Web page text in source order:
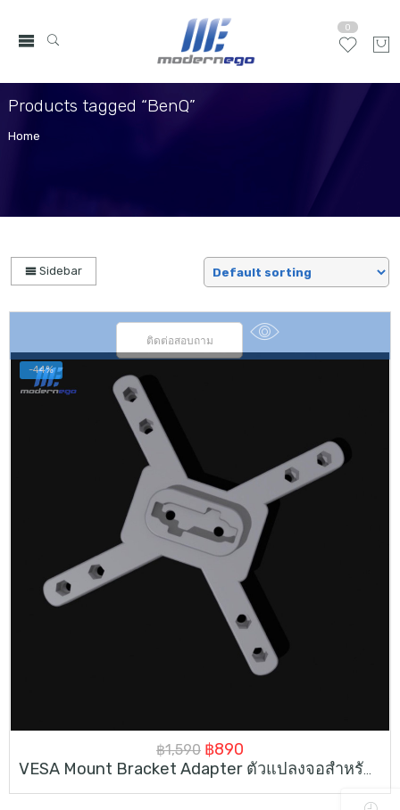
0
Products tagged “BenQ”
Home
Sidebar
-44%
฿1,590 Original
price
฿890
price
VESA Mount Bracket Adapter ตัวแปลงจอสำหรับจอที่ไม่มีรูVESA
ติดต่อสอบถาม